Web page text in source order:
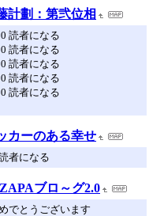
計劃：第弐位相
読者になる
読者になる
読者になる
読者になる
読者になる
カーのある幸せ
者になる
ブロ～グ2.0
でとうございます